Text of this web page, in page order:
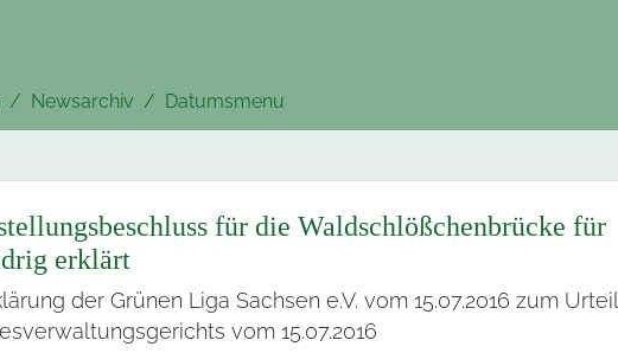
Newsarchiv Datumsmenu
für die Waldschlößchenbrücke für
erklärt
der Grünen Liga Sachsen e.V. vom 15.07.2016 zum Urteil
vom 15.07.2016